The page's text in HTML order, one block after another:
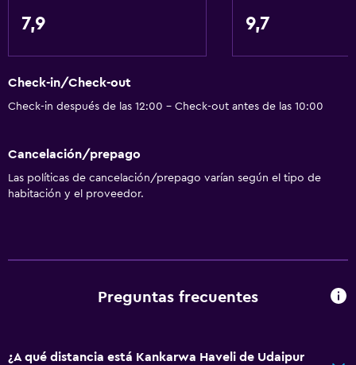
Papeleras
Servicios y facilidades
Renta de autos
Servicio de conserjería
Caja fuerte
Check-out exprés
7,9 9,7
Check-in/Check-out
Check-in después de las 12:00 - Check-out antes de las 10:00
Cancelación/prepago
Las políticas de cancelación/prepago varían según el tipo de
habitación y el proveedor.
Preguntas frecuentes
¿A qué distancia está Kankarwa Haveli de Udaipur